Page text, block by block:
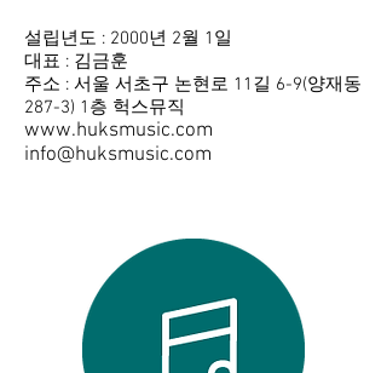
설립년도 : 2000년 2월 1일
대표 : 김금훈
주소 : 서울 서초구 논현로 11길 6-9(양재동
287-3) 1층 헉스뮤직
www.huksmusic.com
info@huksmusic.com